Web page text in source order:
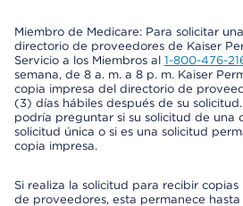
Miembro de Medicare: Para solicitar
directorio de proveedores de Kaiser
Servicio a los Miembros al 1-800-476-
semana, de 8 a. m. a 8 p. m. Kaiser
copia impresa del directorio de
(3) días hábiles después de su
podría preguntar si su solicitud de una
solicitud única o si es una solicitud
copia impresa.
Si realiza la solicitud para recibir
de proveedores, esta permanece